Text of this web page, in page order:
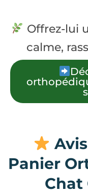
Offrez-lui
calme,
Panier
Chat